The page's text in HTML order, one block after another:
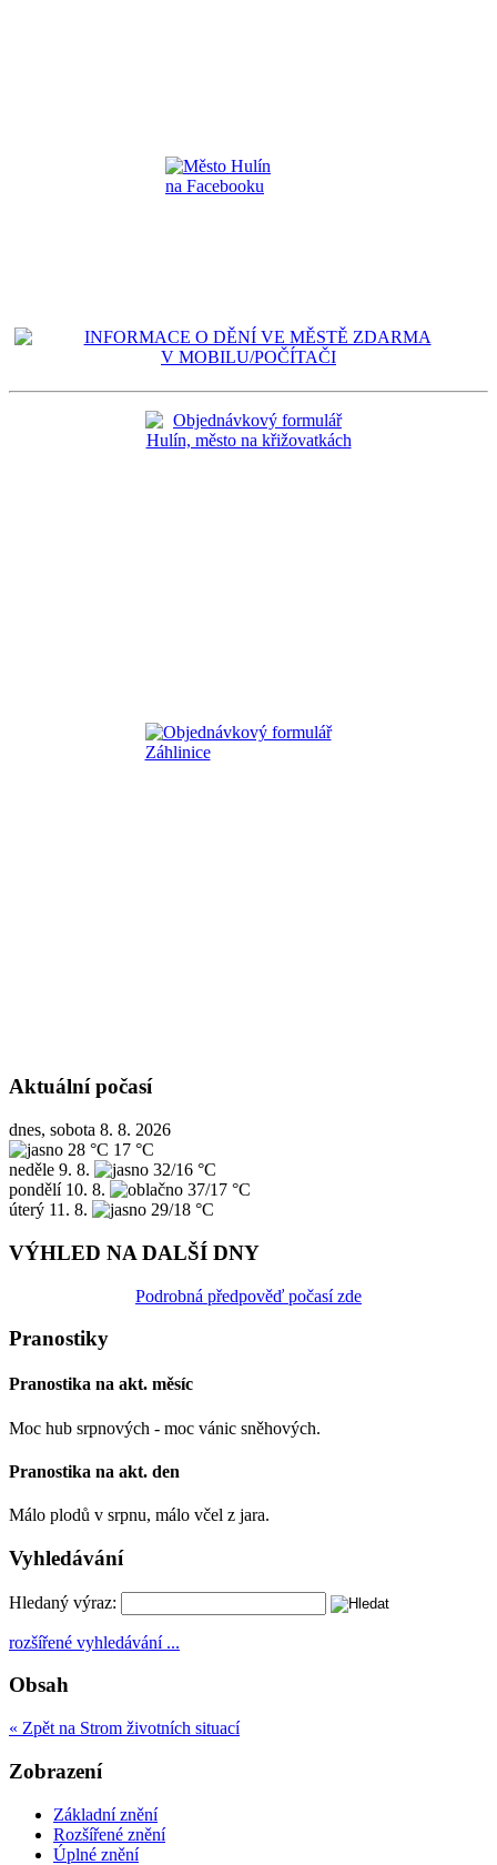
Aktuální počasí
dnes, sobota 8. 8. 2026
28 °C 17 °C
neděle 9. 8.
32/16 °C
pondělí 10. 8.
37/17 °C
úterý 11. 8. 29/18 °C
VÝHLED NA DALŠÍ DNY
Podrobná předpověď počasí zde
Pranostiky
Pranostika na akt. měsíc
Moc hub srpnových - moc vánic sněhových.
Pranostika na akt. den
Málo plodů v srpnu, málo včel z jara.
Vyhledávání
Hledaný výraz:
rozšířené vyhledávání ...
Obsah
« Zpět na Strom životních situací
Zobrazení
Základní znění
Rozšířené znění
Úplné znění